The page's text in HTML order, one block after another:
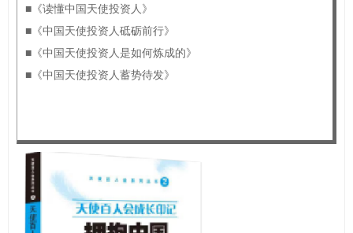
■《读懂中国天使投资人》
■《中国天使投资人砥砺前行》
■《中国天使投资人是如何炼成的》
■《中国天使投资人蓄势待发》